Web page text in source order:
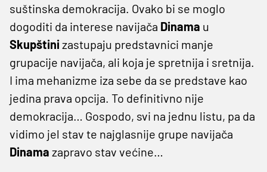
suštinska demokracija. Ovako bi se moglo
dogoditi da interese navijača Dinama u
Skupštini zastupaju predstavnici manje
grupacije navijača, ali koja je spretnija i sretnija.
I ima mehanizme iza sebe da se predstave kao
jedina prava opcija. To definitivno nije
demokracija… Gospodo, svi na jednu listu, pa da
vidimo jel stav te najglasnije grupe navijača
Dinama zapravo stav većine…